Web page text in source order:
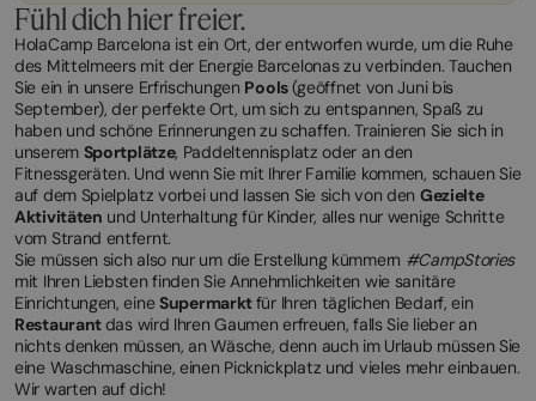
Fühl dich hier freier.
HolaCamp Barcelona ist ein Ort, der entworfen wurde, um die Ruhe
des Mittelmeers mit der Energie Barcelonas zu verbinden. Tauchen
Sie ein in unsere Erfrischungen Pools(geöffnet von Juni bis
September), der perfekte Ort, um sich zu entspannen, Spaß zu
haben und schöne Erinnerungen zu schaffen. Trainieren Sie sich in
unserem Sportplätze, Paddeltennisplatz oder an den
Fitnessgeräten. Und wenn Sie mit Ihrer Familie kommen, schauen Sie
auf dem Spielplatz vorbei und lassen Sie sich von den Gezielte
Aktivitäten und Unterhaltung für Kinder, alles nur wenige Schritte
vom Strand entfernt.
Sie müssen sich also nur um die Erstellung kümmern #CampStories
mit Ihren Liebsten finden Sie Annehmlichkeiten wie sanitäre
Einrichtungen, eineSupermarktfür Ihren täglichen Bedarf, ein
Restaurantdas wird Ihren Gaumen erfreuen, falls Sie lieber an
nichts denken müssen, an Wäsche, denn auch im Urlaub müssen Sie
eine Waschmaschine, einen Picknickplatz und vieles mehr einbauen.
Wir warten auf dich!